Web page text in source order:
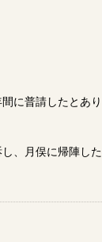
に普請したとあり
、月俣に帰陣した